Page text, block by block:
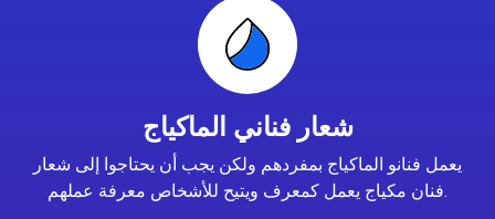
شعار فناني الماكياج
يعمل فنانو الماكياج بمفردهم ولكن يجب أن يحتاجوا إلى شعار
فنان مكياج يعمل كمعرف ويتيح للأشخاص معرفة عملهم.